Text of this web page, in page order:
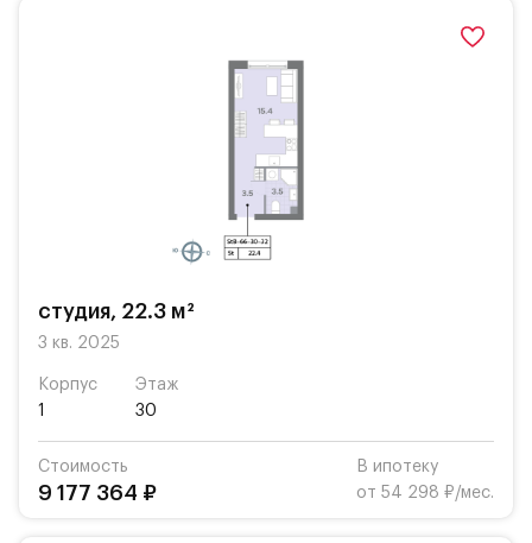
студия, 22.3 м²
3 кв. 2025
Корпус
1
Этаж
30
Стоимость
9 177 364 ₽
В ипотеку
от 54 298 ₽/мес.